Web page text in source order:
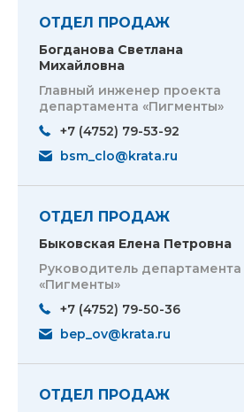
ОТДЕЛ ПРОДАЖ
Богданова Светлана
Михайловна
Главный инженер проекта
департамента «Пигменты»
+7 (4752) 79-53-92
bsm_clo@krata.ru
ОТДЕЛ ПРОДАЖ
Быковская Елена Петровна
Руководитель департамента
«Пигменты»
+7 (4752) 79-50-36
bep_ov@krata.ru
ОТДЕЛ ПРОДАЖ